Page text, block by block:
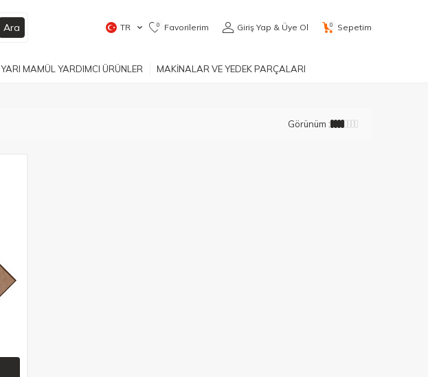
Ara TR 0 Favorilerim Giriş Yap & Üye Ol 0 Sepetim
YARI MAMÜL YARDIMCI ÜRÜNLER MAKİNALAR VE YEDEK PARÇALARI
Görünüm :